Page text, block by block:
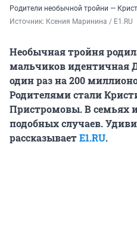
Родители необычной тройни —
Источник: Ксения Маринина / E1.RU
Необычная тройня
мальчиков идентичная
один раз на 200
Родителями стали
Пристромовы. В семьях
подобных случаев.
рассказываетE1.RU.